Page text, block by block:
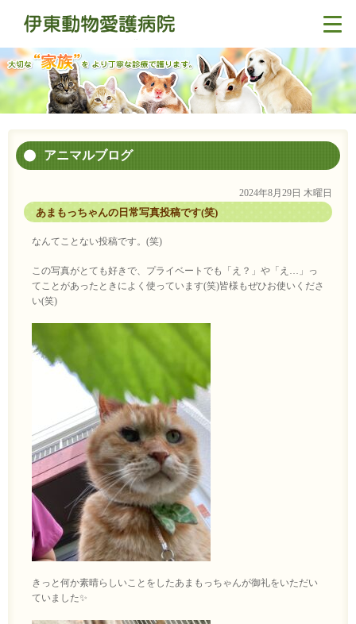
アニマルブログ
2024年8月29日 木曜日
あまもっちゃんの日常写真投稿です(笑)
なんてことない投稿です。(笑)
この写真がとても好きで、プライベートでも「え？」や「え…」っ
てことがあったときによく使っています(笑)皆様もぜひお使いくださ
い(笑)
きっと何か素晴らしいことをしたあまもっちゃんが御礼をいただい
ていました✨